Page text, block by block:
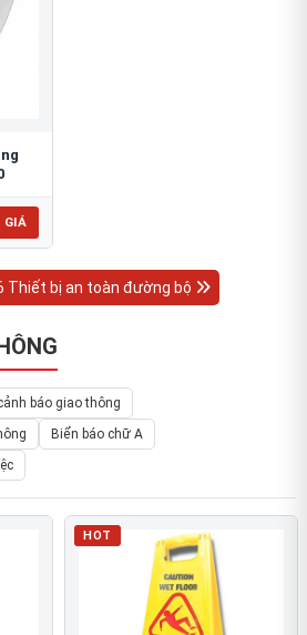
GIÁ
Thiết bị an toàn đường bộ
báo giao thông
Biển báo chữ A
HOT